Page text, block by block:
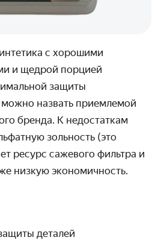
с хорошими
и щедрой порцией
защиты
назвать приемлемой
бренда. К недостаткам
зольность (это
ресурс сажевого фильтра и
низкую экономичность.
деталей